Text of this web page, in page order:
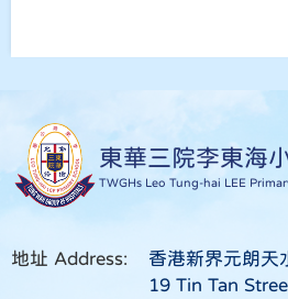
東華三院李東海
TWGHs Leo Tung-hai LEE
地址 Address:
香港新界元朗天
19 Tin Tan